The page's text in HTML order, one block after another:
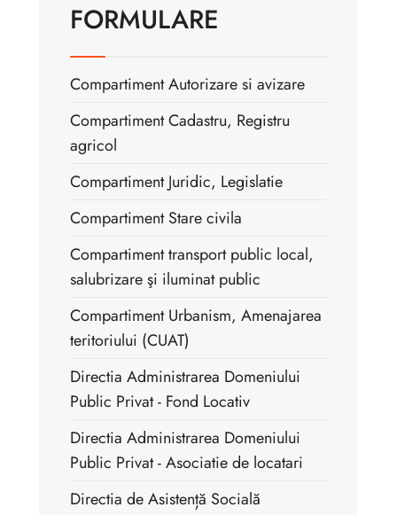
FORMULARE
Compartiment Autorizare si avizare
Compartiment Cadastru, Registru
agricol
Compartiment Juridic, Legislatie
Compartiment Stare civila
Compartiment transport public local,
salubrizare şi iluminat public
Compartiment Urbanism, Amenajarea
teritoriului (CUAT)
Directia Administrarea Domeniului
Public Privat - Fond Locativ
Directia Administrarea Domeniului
Public Privat - Asociatie de locatari
Directia de Asistență Socială